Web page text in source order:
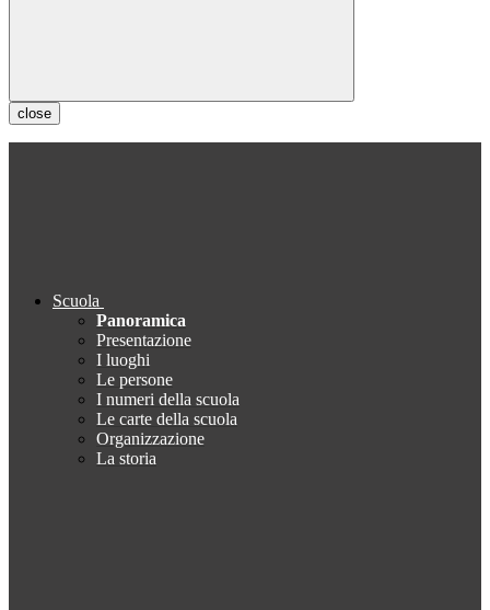
close
Scuola
Panoramica
Presentazione
I luoghi
Le persone
I numeri della scuola
Le carte della scuola
Organizzazione
La storia